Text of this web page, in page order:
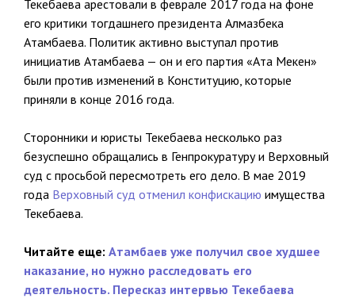
Текебаева арестовали в феврале 2017 года на фоне
его критики тогдашнего президента Алмазбека
Атамбаева. Политик активно выступал против
инициатив Атамбаева — он и его партия «Ата Мекен»
были против изменений в Конституцию, которые
приняли в конце 2016 года.
Сторонники и юристы Текебаева несколько раз
безуспешно обращались в Генпрокуратуру и Верховный
суд с просьбой пересмотреть его дело. В мае 2019
года Верховный суд отменил конфискацию имущества
Текебаева.
Читайте еще: Атамбаев уже получил свое худшее
наказание, но нужно расследовать его
деятельность. Пересказ интервью Текебаева